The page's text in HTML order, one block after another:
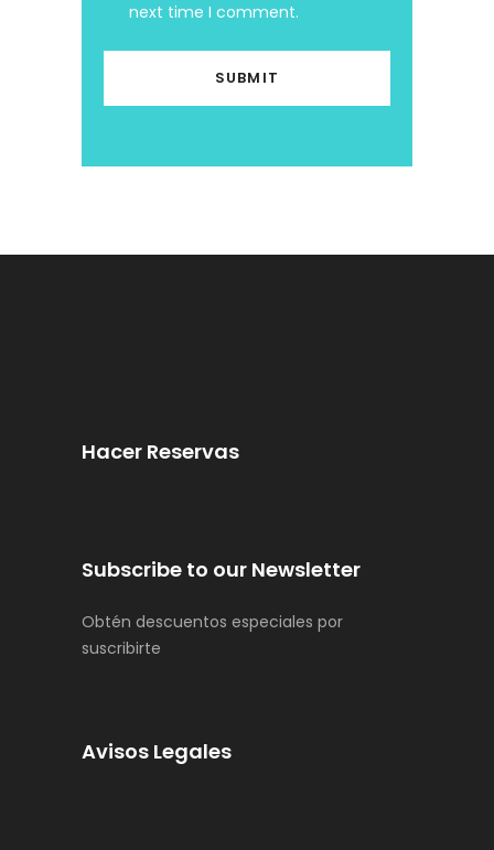
next time I comment.
Hacer Reservas
Subscribe to our Newsletter
Obtén descuentos especiales por
suscribirte
Avisos Legales